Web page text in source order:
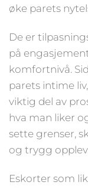
øke parets
De er
på
komfortnivå.
parets intime
viktig del av
hva man liker
sette grenser,
og trygg
Eskorter som